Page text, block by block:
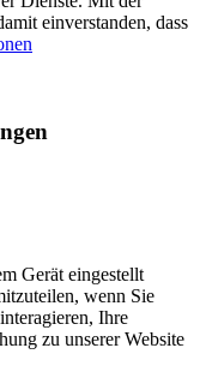
einverstanden, dass
Gerät eingestellt
wenn Sie
Ihre
zu unserer Website